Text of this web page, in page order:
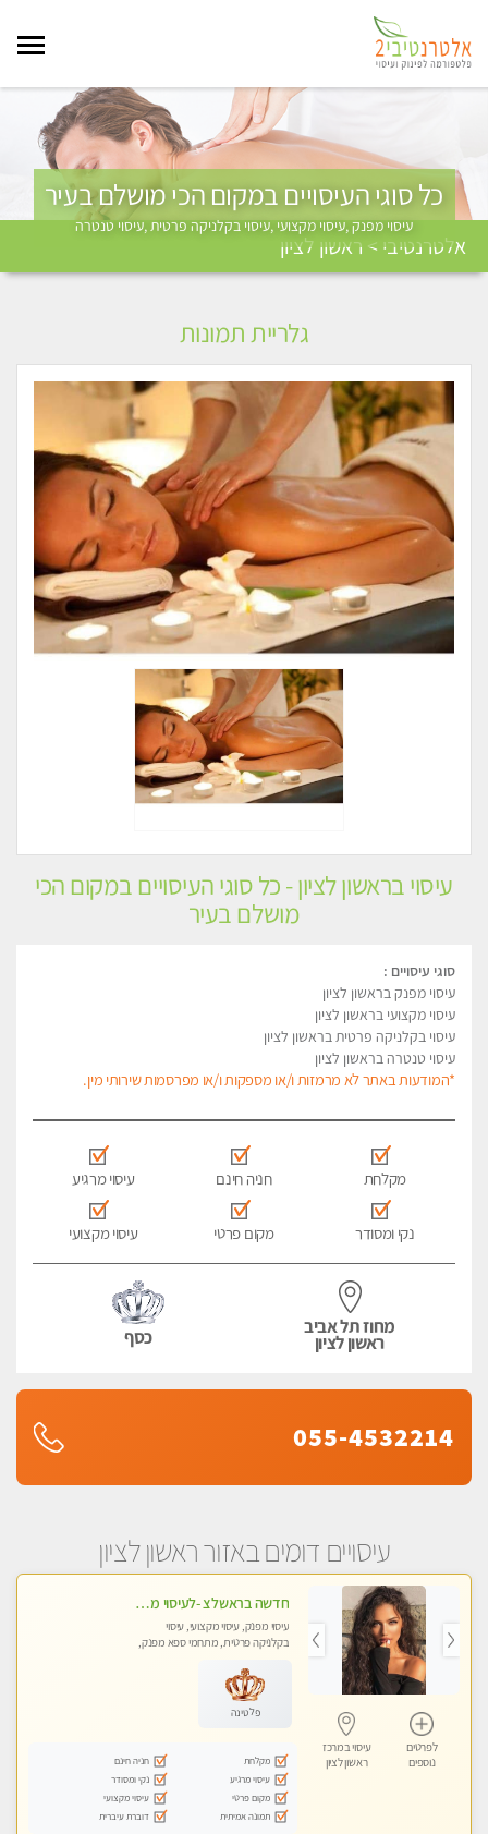
כל סוגי העיסויים במקום הכי מושלם בעיר
עיסוי מפנק ,עיסוי מקצועי ,עיסוי בקלניקה פרטית ,עיסוי טנטרה
אלטרנטיבי > ראשון לציון
עיסוי בראשון לציון - כל סוגי העיסויים במקום הכי
מושלם בעיר
סוגי עיסויים :
עיסוי מפנק בראשון לציון
עיסוי מקצועי בראשון לציון
עיסוי בקלניקה פרטית בראשון לציון
עיסוי טנטרה בראשון לציון
*המודעות באתר לא מרמזות ו/או מספקות ו/או מפרסמות שירותי מין.
מקלחת חניה חינם עיסוי מרגיע
נקי ומסודר מקום פרטי עיסוי מקצועי
מחוז תל אביב
ראשון לציון כסף
055-4532214
גלריית תמונות
עיסויים דומים באזור ראשון לציון
לפרטים
נוספים
עיסוי במרכז
ראשון לציון
חדשה בראשלצ -לעיסוי מקצועי ואיכותי מומלץ מאוד!! ממתינה לך מעסה פרטית-ללא מין !!
עיסוי מפנק, עיסוי מקצועי, עיסוי
בקלניקה פרטית, מתחמי ספא מפנק,
פלטינה
מקלחת
חניה חינם
עיסוי מרגיע
נקי ומסודר
מקום פרטי
עיסוי מקצועי
תמונה אמיתית
דוברת עיברית